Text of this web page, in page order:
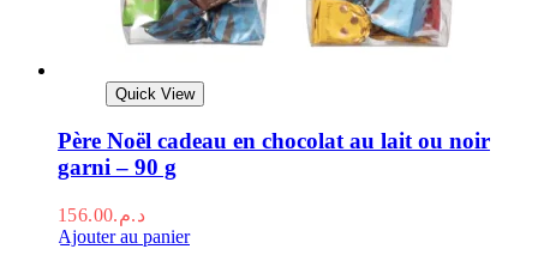
Quick View
Père Noël cadeau en chocolat au lait ou noir
garni – 90 g
د.م.156.00
Ajouter au panier